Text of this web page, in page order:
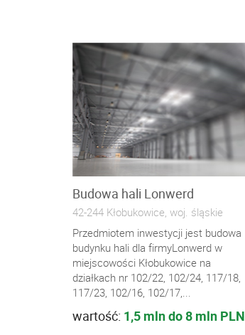
Budowa hali Lonwerd
42-244 Kłobukowice, woj. śląskie
Przedmiotem inwestycji jest budowa
budynku hali dla firmyLonwerd w
miejscowości Kłobukowice na
działkach nr 102/22, 102/24, 117/18,
117/23, 102/16, 102/17,...
wartość: 1,5 mln do 8 mln PLN